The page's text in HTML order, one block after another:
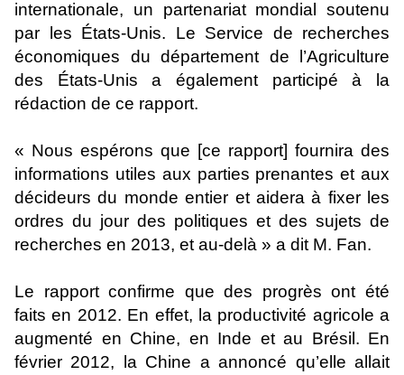
internationale, un partenariat mondial soutenu
par les États-Unis. Le Service de recherches
économiques du département de l’Agriculture
des États-Unis a également participé à la
rédaction de ce rapport.
« Nous espérons que [ce rapport] fournira des
informations utiles aux parties prenantes et aux
décideurs du monde entier et aidera à fixer les
ordres du jour des politiques et des sujets de
recherches en 2013, et au-delà » a dit M. Fan.
Le rapport confirme que des progrès ont été
faits en 2012. En effet, la productivité agricole a
augmenté en Chine, en Inde et au Brésil. En
février 2012, la Chine a annoncé qu’elle allait